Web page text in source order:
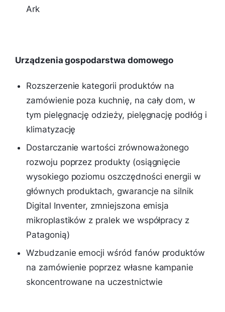
Ark
Urządzenia gospodarstwa domowego
Rozszerzenie kategorii produktów na
zamówienie poza kuchnię, na cały dom, w
tym pielęgnację odzieży, pielęgnację podłóg i
klimatyzację
Dostarczanie wartości zrównoważonego
rozwoju poprzez produkty (osiągnięcie
wysokiego poziomu oszczędności energii w
głównych produktach, gwarancje na silnik
Digital Inventer, zmniejszona emisja
mikroplastików z pralek we współpracy z
Patagonią)
Wzbudzanie emocji wśród fanów produktów
na zamówienie poprzez własne kampanie
skoncentrowane na uczestnictwie